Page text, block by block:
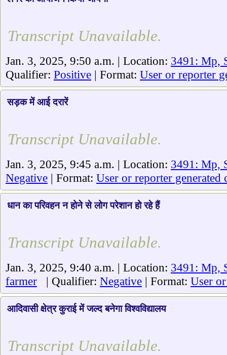
Transcript Unavailable.
Jan. 3, 2025, 9:50 a.m. | Location: 3491: Mp,
Qualifier: Positive | Format: User or reporter
सड़क में आई दरारें
Transcript Unavailable.
Jan. 3, 2025, 9:45 a.m. | Location: 3491: Mp,
Negative | Format: User or reporter generated
धान का परिवहन न होने से लोग परेशान हो रहे हैं
Transcript Unavailable.
Jan. 3, 2025, 9:40 a.m. | Location: 3491: Mp,
farmer | Qualifier: Negative | Format: User
आदिवासी क्षेत्र कुराई में जल्द बनेगा विश्वविद्यालय
Transcript Unavailable.